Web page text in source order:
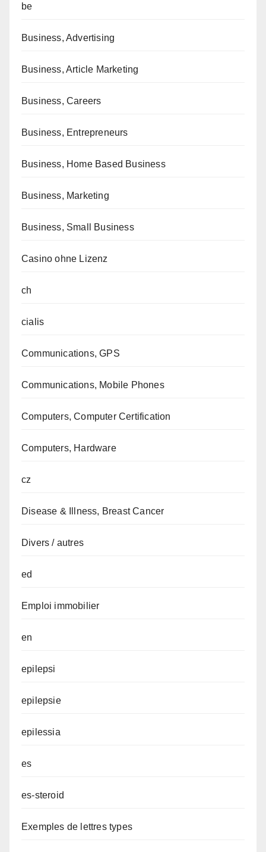
be
Business, Advertising
Business, Article Marketing
Business, Careers
Business, Entrepreneurs
Business, Home Based Business
Business, Marketing
Business, Small Business
Casino ohne Lizenz
ch
cialis
Communications, GPS
Communications, Mobile Phones
Computers, Computer Certification
Computers, Hardware
cz
Disease & Illness, Breast Cancer
Divers / autres
ed
Emploi immobilier
en
epilepsi
epilepsie
epilessia
es
es-steroid
Exemples de lettres types